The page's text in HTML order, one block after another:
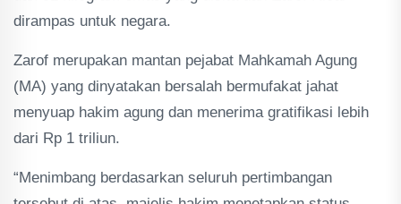
dirampas untuk negara.
Zarof merupakan mantan pejabat Mahkamah Agung
(MA) yang dinyatakan bersalah bermufakat jahat
menyuap hakim agung dan menerima gratifikasi lebih
dari Rp 1 triliun.
“Menimbang berdasarkan seluruh pertimbangan